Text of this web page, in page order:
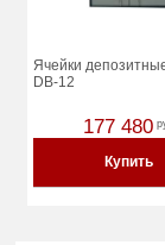
Ячейки
DB-12
177 480
Купить